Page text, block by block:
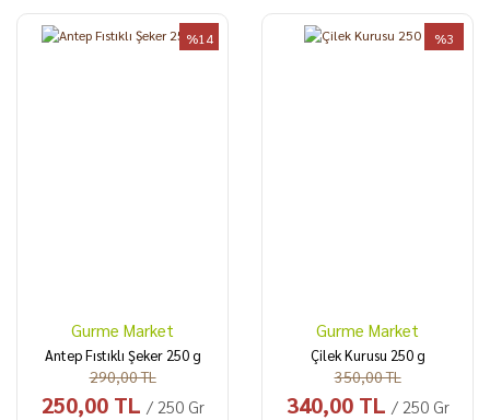
%14
Gurme Market
Antep Fıstıklı Şeker 250 g
290,00 TL
250,00 TL / 250 Gr
%3
Gurme Market
Çilek Kurusu 250 g
350,00 TL
340,00 TL / 250 Gr